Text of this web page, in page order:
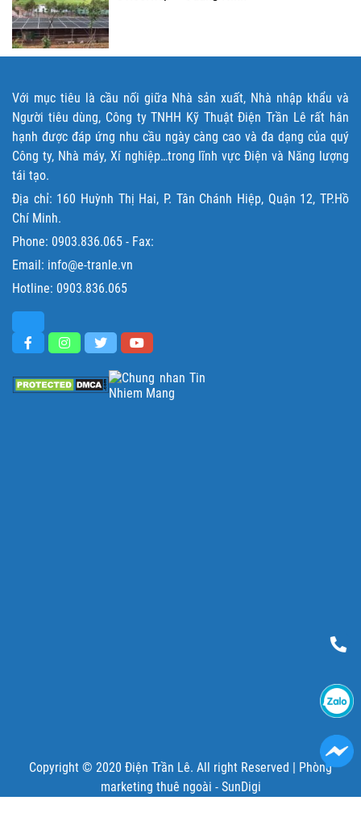
Với mục tiêu là cầu nối giữa Nhà sản xuất, Nhà nhập khẩu và
Người tiêu dùng, Công ty TNHH Kỹ Thuật Điện Trần Lê rất hân
hạnh được đáp ứng nhu cầu ngày càng cao và đa dạng của quý
Công ty, Nhà máy, Xí nghiệp…trong lĩnh vực Điện và Năng lượng
tái tạo.
Địa chỉ: 160 Huỳnh Thị Hai, P. Tân Chánh Hiệp, Quận 12, TP.Hồ
Chí Minh.
Phone: 0903.836.065 - Fax:
Email: info@e-tranle.vn
Hotline: 0903.836.065
Copyright © 2020 Điện Trần Lê. All right Reserved | Phòng
marketing thuê ngoài - SunDigi